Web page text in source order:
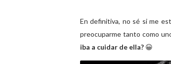
En definitiva, no sé si me
preocuparme tanto como
iba a cuidar de ella? 😀